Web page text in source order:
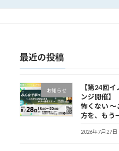
最近の投稿
お知らせ
【第24回
ンジ開催】
怖くない ～
方を、もう
2026年7月27日